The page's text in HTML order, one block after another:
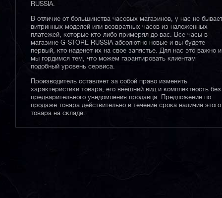
RUSSIA.
В отличие от большинства часовых магазинов, у нас не
витринных моделей или возвратных часов из наложенных
платежей, которые кто-либо примерял до вас. Все часы в
магазине G-STORE RUSSIA абсолютно новые и вы будете
первый, кто наденет их на свое запястье. Для нас это важно и
мы гордимся тем, что можем гарантировать клиентам
подобный уровень сервиса.
Производитель оставляет за собой право изменять
характеристики товара, его внешний вид и комплектность без
предварительного уведомления продавца. Предложение по
продаже товара действительно в течение срока наличия этого
товара на складе.